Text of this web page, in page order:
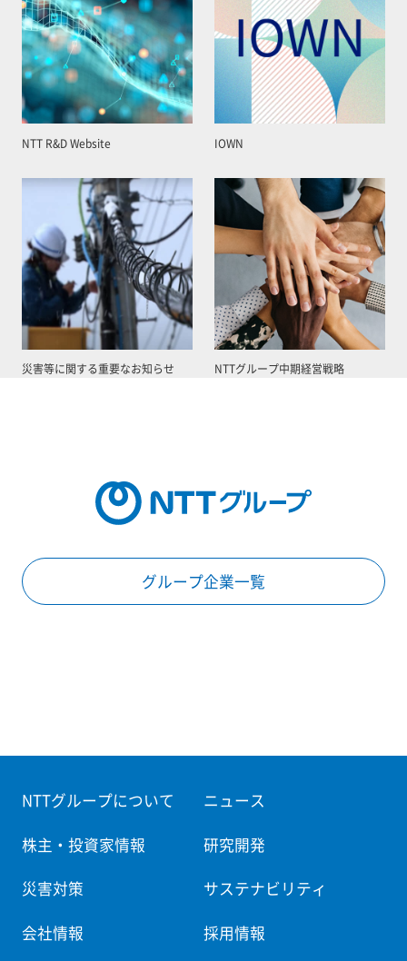
NTT R&D Website IOWN
災害等に関する重要なお知らせ NTTグループ中期経営戦略
グループ企業一覧
NTTグループについて ニュース
株主・投資家情報 研究開発
災害対策 サステナビリティ
会社情報 採用情報